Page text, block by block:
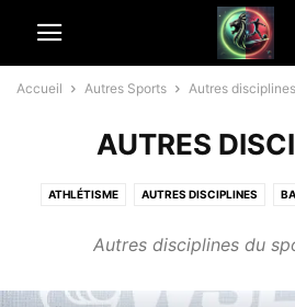
Accueil Autres Sports Autres disciplines
AUTRES
ATHLÉTISME AUTRES DISCIPLINES
SPORTS ÉQUESTRES TENNIS
Autres disciplines du